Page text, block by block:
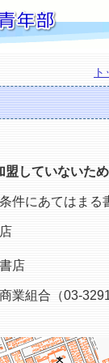
盟していないた
件にあてはまる
店
業組合（03-